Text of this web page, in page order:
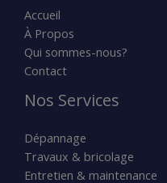
Accueil
À Propos
Qui sommes-nous?
Contact
Nos Services
Dépannage
Travaux & bricolage
Entretien & maintenance